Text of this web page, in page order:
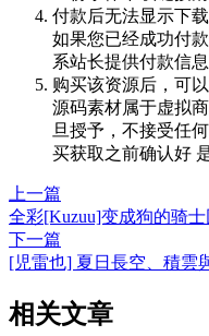
付款后无法显示下
如果您已经成功付
系站长提供付款信
购买该资源后，可
源码素材属于虚拟
旦授予，不接受任
买获取之前确认好
上一篇
全彩[Kuzuu]变成狗的骑
下一篇
[児雷也] 夏日長空、積雲
相关文章